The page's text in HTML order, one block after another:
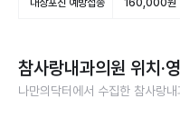
대상포진 예방접종 160,000원
참사랑내과의원 위치·
나만의닥터에서 수집한 참사랑내